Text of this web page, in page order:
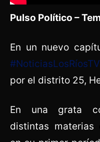
Pulso Político –
En un nuevo
#NoticiasLosRíosTV
por el distrito 25,
En una grata
distintas materias